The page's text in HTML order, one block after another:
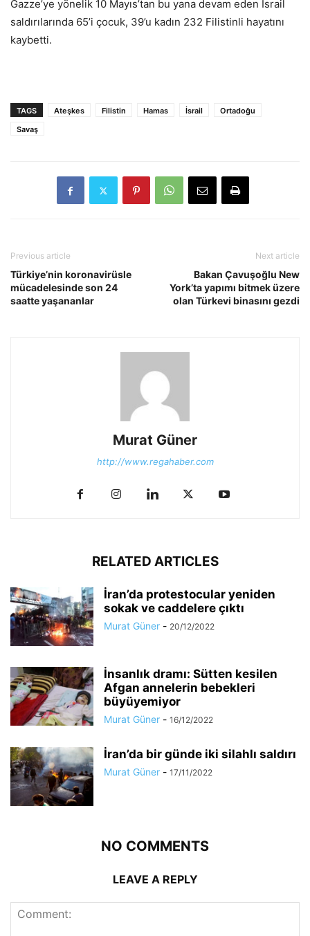
Gazze’ye yönelik 10 Mayıs’tan bu yana devam eden İsrail
saldırılarında 65’i çocuk, 39’u kadın 232 Filistinli hayatını
kaybetti.
TAGS Ateşkes Filistin Hamas İsrail
Ortadoğu
Savaş
Previous article
Türkiye’nin koronavirüsle
mücadelesinde son 24
saatte yaşananlar
Next article
Bakan Çavuşoğlu New
York’ta yapımı bitmek üzere
olan Türkevi binasını gezdi
Murat Güner
http://www.regahaber.com
RELATED ARTICLES
İran’da protestocular yeniden
sokak ve caddelere çıktı
Murat Güner - 20/12/2022
İnsanlık dramı: Sütten kesilen
Afgan annelerin bebekleri
büyüyemiyor
Murat Güner - 16/12/2022
İran’da bir günde iki silahlı saldırı
Murat Güner - 17/11/2022
NO COMMENTS
LEAVE A REPLY